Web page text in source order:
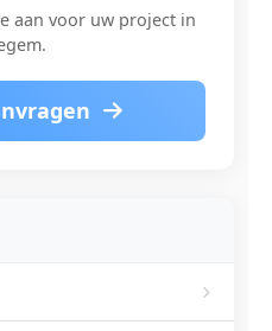
aan voor uw project in